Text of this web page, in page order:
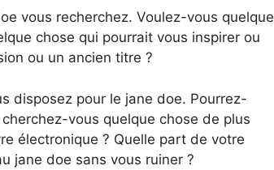
vous recherchez. Voulez-vous quelque
chose qui pourrait vous inspirer ou
ou un ancien titre ?
disposez pour le jane doe. Pourrez-
vous quelque chose de plus
électronique ? Quelle part de votre
jane doe sans vous ruiner ?